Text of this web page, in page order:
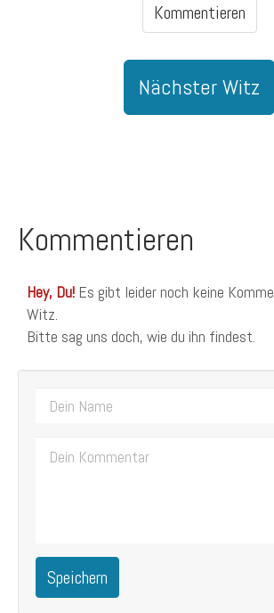
Kommentieren
Nächster Witz
Kommentieren
Hey, Du! Es gibt leider noch keine
Witz.
Bitte sag uns doch, wie du ihn findest.
Speichern